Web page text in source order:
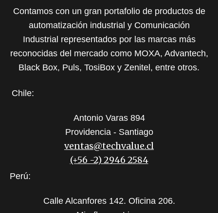
Contamos con un gran portafolio de productos de
automatización industrial y Comunicación
Industrial representados por las marcas más
reconocidas del mercado como MOXA, Advantech,
Black Box, Puls, TosiBox y Zenitel, entre otros.
Chile:
Antonio Varas 894
Providencia - Santiago
ventas@techvalue.cl
(+56 -2) 2946 2584
Perú:
Calle Alcanfores 142. Oficina 206.